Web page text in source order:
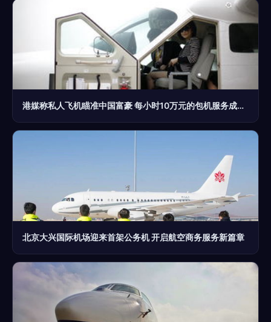
港媒称私人飞机瞄准中国富豪 每小时10万元的包机服务成高端商务新宠
北京大兴国际机场迎来首架公务机 开启航空商务服务新篇章